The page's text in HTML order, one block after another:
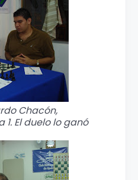
Chacón,
El duelo lo ganó